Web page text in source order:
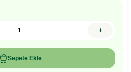
Sepete Ekle